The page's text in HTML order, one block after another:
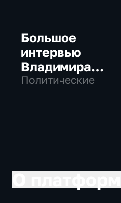
Большое
интервью
Владимира
Путина Сергею
Политические